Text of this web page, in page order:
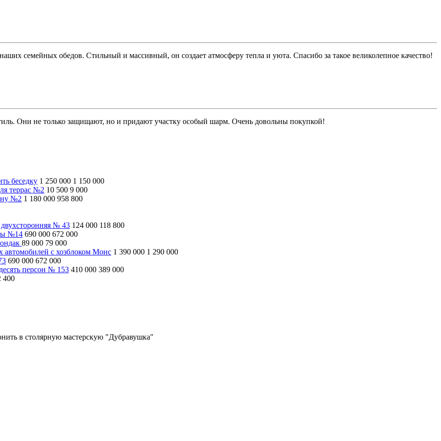
семейных обедов. Стильный и массивный, он создает атмосферу тепла и уюта. Спасибо за такое великолепное качество!
Они не только защищают, но и придают участку особый шарм. Очень довольны покупкой!
беседку 1 250 000 1 150 000
террас №2 10 500 9 000
№2 1 180 000 958 800
№ 43 124 000 118 800
№14 690 000 672 000
89 000 79 000
автомобилей с хозблоком Монс 1 390 000 1 290 000
690 000 672 000
персон № 153 410 000 389 000
400
в столярную мастерскую "Дубравушка"